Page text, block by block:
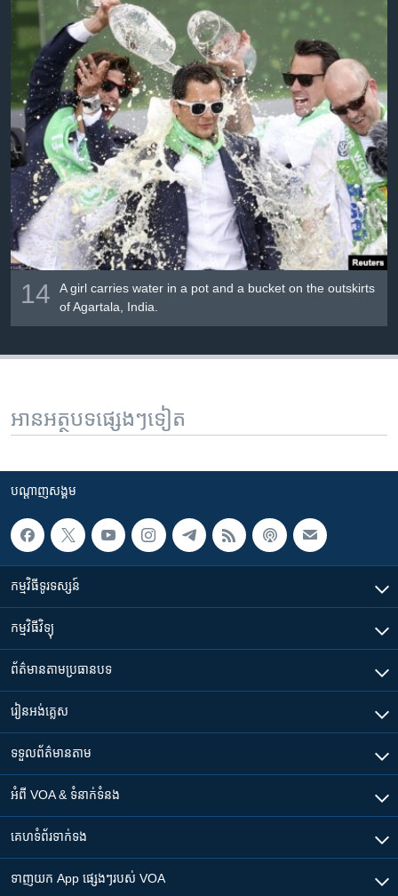
14
A girl carries water in a pot and a bucket on the outskirts
of Agartala, India.
អានអត្ថបទផ្សេងៗទៀត
បណ្តាញ​សង្គម
កម្មវិធី​ទូរទស្សន៍
កម្មវិធី​វិទ្យុ
ព័ត៌មាន​តាមប្រធានបទ​
រៀន​​អង់គ្លេស
ទទួល​ព័ត៌មាន​តាម
អំពី​ VOA & ទំនាក់ទំនង
គេហទំព័រ​​ទាក់ទង
ទាញយក​ App ផ្សេងៗ​របស់​ VOA